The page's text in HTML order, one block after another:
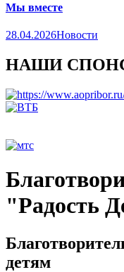
Мы вместе
28.04.2026Новости
НАШИ
"Радость
детям